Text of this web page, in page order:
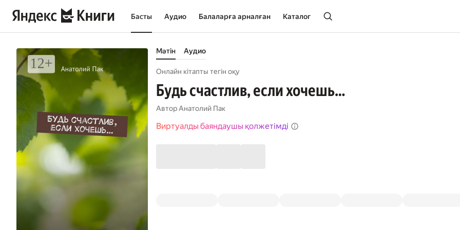
Басты Аудио Балаларға арналған Каталог
Мәтін Аудио
Онлайн кітапты тегін оқу
Будь счастлив, если хочешь…
АвторАнатолий Пак
Виртуалды баяндаушы қолжетімді